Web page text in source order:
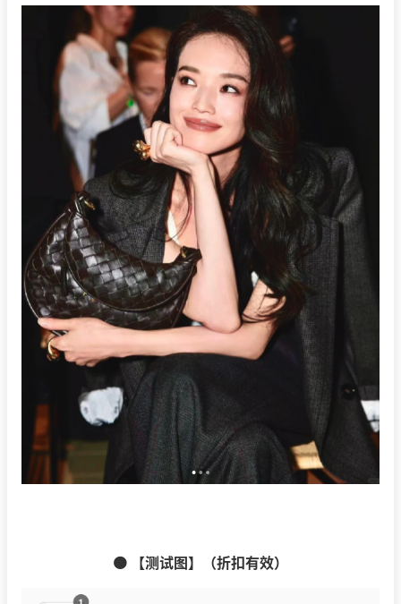
🟠 【测试图】（折扣有效）